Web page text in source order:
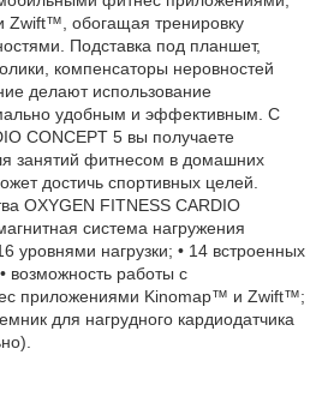
Zwift™, обогащая тренировку
Подставка под планшет,
компенсаторы неровностей
делают использование
удобным и эффективным. С
CONCEPT 5 вы получаете
занятий фитнесом в домашних
достичь спортивных целей.
OXYGEN FITNESS CARDIO
система нагружения
уровнями нагрузки; • 14 встроенных
возможность работы с
приложениями Kinomap™ и Zwift™;
для нагрудного кардиодатчика